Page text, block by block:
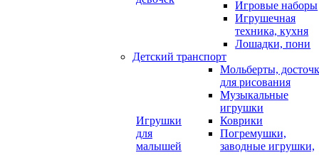
Игровые наборы
Игрушечная
техника, кухня
Лошадки, пони
Детский транспорт
Игрушки
для
малышей
Мольберты,
для рисования
Музыкальные
игрушки
Коврики
Погремушки,
заводные игрушки,